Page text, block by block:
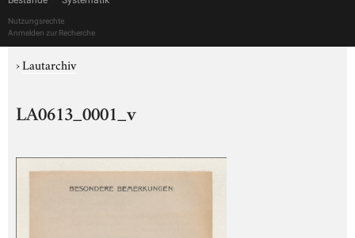
Nutzungsrechte
Anmelden zur Recherche
›Lautarchiv
LA0613_0001_v